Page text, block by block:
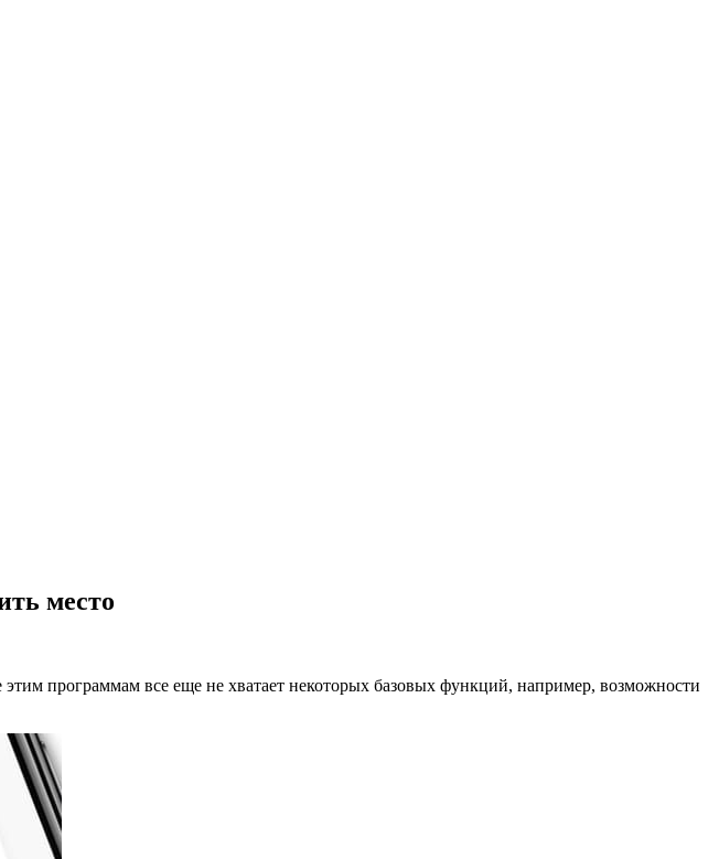
место
программам все еще не хватает некоторых базовых функций, например, возможности